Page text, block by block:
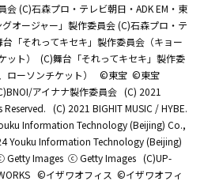
会 (C)石森プロ・テレビ朝日・ADK EM・東
オージャー」製作委員会 (C)石森プロ・テ
台「それってキセキ」製作委員会（キョー
ト）
(C)舞台「それってキセキ」製作委
ローソンチケット）
©東宝 ©東宝
アイナナ製作委員会 (C) 2021
Reserved. (C) 2021 BIGHIT MUSIC / HYBE.
Information Technology (Beijing) Co.,
Youku Information Technology (Beijing)
Getty Images ⓒ Getty Images (C)UP-
©イザワオフィス ©イザワオフィ